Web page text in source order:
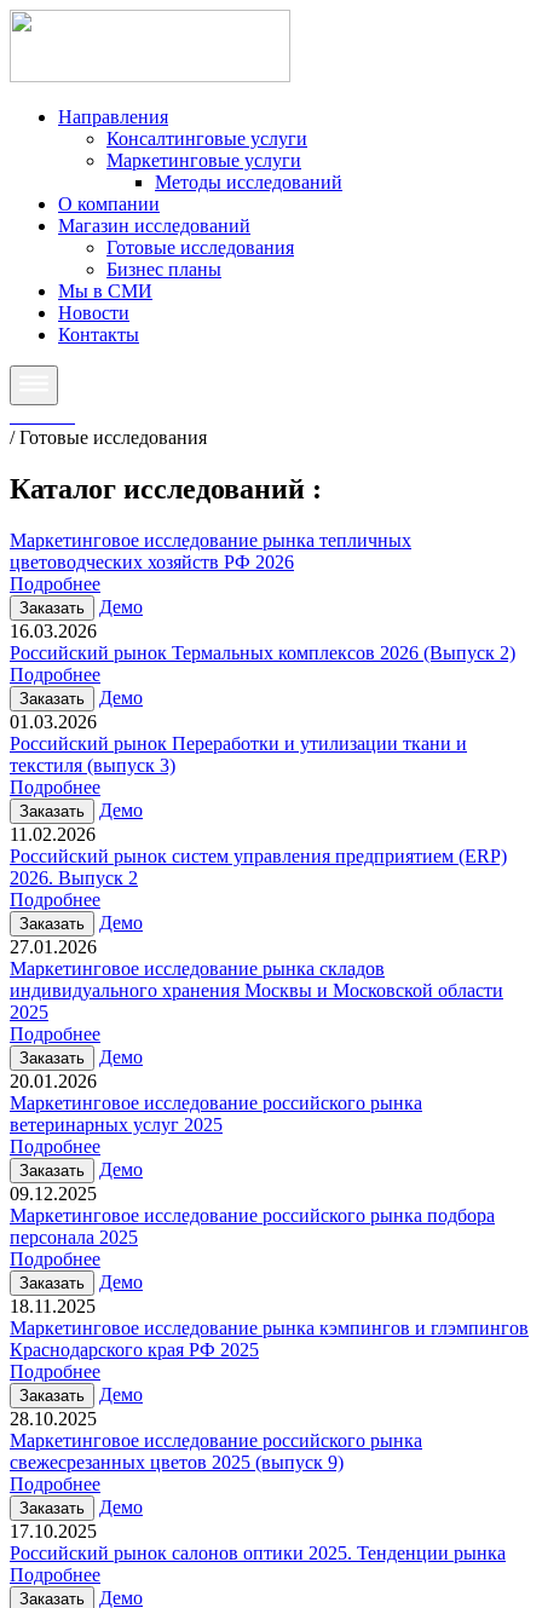
Направления
Консалтинговые услуги
Маркетинговые услуги
Методы исследований
О компании
Магазин исследований
Готовые исследования
Бизнес планы
Мы в СМИ
Новости
Контакты
/Готовые исследования
Каталог исследований :
Маркетинговое исследование рынка тепличных
цветоводческих хозяйств РФ 2026
Подробнее
Заказать
Демо
16.03.2026
Российский рынок Термальных комплексов 2026 (Выпуск 2)
Подробнее
Заказать
Демо
01.03.2026
Российский рынок Переработки и утилизации ткани и
текстиля (выпуск 3)
Подробнее
Заказать
Демо
11.02.2026
Российский рынок систем управления предприятием (ERP)
2026. Выпуск 2
Подробнее
Заказать
Демо
27.01.2026
Маркетинговое исследование рынка складов
индивидуального хранения Москвы и Московской области
2025
Подробнее
Заказать
Демо
20.01.2026
Маркетинговое исследование российского рынка
ветеринарных услуг 2025
Подробнее
Заказать
Демо
09.12.2025
Маркетинговое исследование российского рынка подбора
персонала 2025
Подробнее
Заказать
Демо
18.11.2025
Маркетинговое исследование рынка кэмпингов и глэмпингов
Краснодарского края РФ 2025
Подробнее
Заказать
Демо
28.10.2025
Маркетинговое исследование российского рынка
свежесрезанных цветов 2025 (выпуск 9)
Подробнее
Заказать
Демо
17.10.2025
Российский рынок салонов оптики 2025. Тенденции рынка
Подробнее
Заказать
Демо